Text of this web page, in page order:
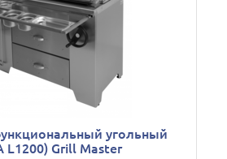
угольный
L1200) Grill Master